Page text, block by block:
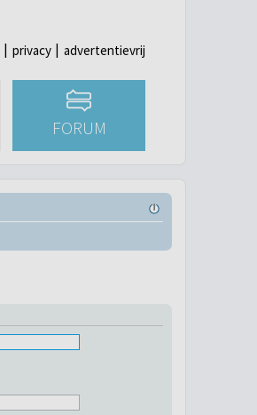
privacy advertentievrij
FORUM